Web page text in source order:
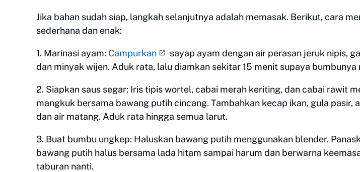
Jika bahan sudah siap, langkah selanjutnya adalah memasak. Berikut, cara
sederhana dan enak:
1. Marinasi ayam: Campurkan
sayap ayam dengan air perasan jeruk nipis,
dan minyak wijen. Aduk rata, lalu diamkan sekitar 15 menit supaya bumbunya
2. Siapkan saus segar: Iris tipis wortel, cabai merah keriting, dan cabai rawit
mangkuk bersama bawang putih cincang. Tambahkan kecap ikan, gula pasir,
dan air matang. Aduk rata hingga semua larut.
3. Buat bumbu ungkep: Haluskan bawang putih menggunakan blender.
bawang putih halus bersama lada hitam sampai harum dan berwarna
taburan nanti.